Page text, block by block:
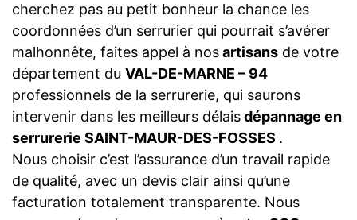
cherchez pas au petit bonheur la chance les
coordonnées d’un serrurier qui pourrait s’avérer
malhonnête, faites appel à nosartisans de votre
département du VAL-DE-MARNE – 94
professionnels de la serrurerie, qui saurons
intervenir dans les meilleurs délaisdépannage en
serrurerie SAINT-MAUR-DES-FOSSES .
Nous choisir c’est l’assurance d’un travail rapide
de qualité, avec un devis clair ainsi qu’une
facturation totalement transparente. Nous